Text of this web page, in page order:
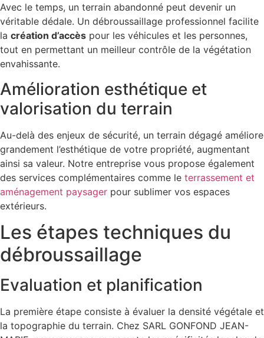
Avec le temps, un terrain abandonné peut devenir un
véritable dédale. Un débroussaillage professionnel facilite
la création d’accès pour les véhicules et les personnes,
tout en permettant un meilleur contrôle de la végétation
envahissante.
Amélioration esthétique et
valorisation du terrain
Au-delà des enjeux de sécurité, un terrain dégagé améliore
grandement l’esthétique de votre propriété, augmentant
ainsi sa valeur. Notre entreprise vous propose également
des services complémentaires comme le terrassement et
aménagement paysager pour sublimer vos espaces
extérieurs.
Les étapes techniques du
débroussaillage
Evaluation et planification
La première étape consiste à évaluer la densité végétale et
la topographie du terrain. Chez SARL GONFOND JEAN-